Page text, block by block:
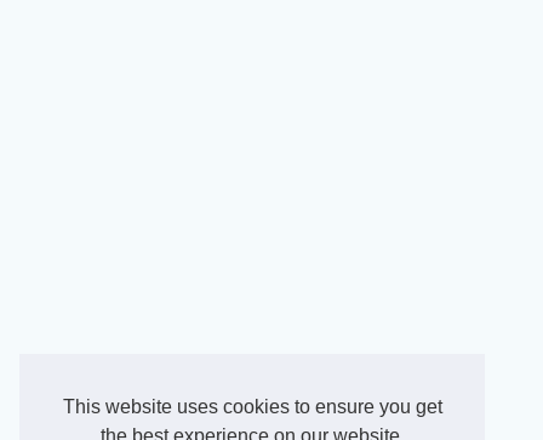
This website uses cookies to ensure you get